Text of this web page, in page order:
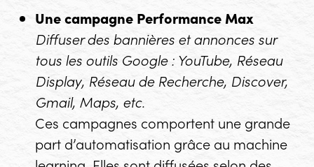
Une campagne Performance Max
Diffuser des bannières et annonces sur
tous les outils Google : YouTube, Réseau
Display, Réseau de Recherche, Discover,
Gmail, Maps, etc.
Ces campagnes comportent une grande
part d’automatisation grâce au machine